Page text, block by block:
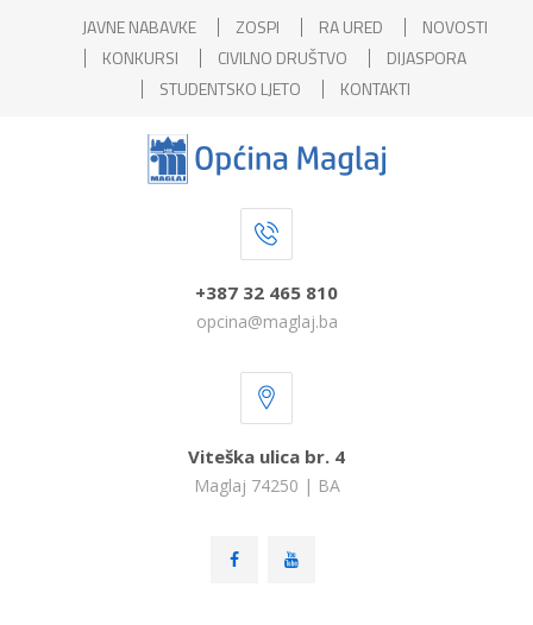
JAVNE NABAVKE ZOSPI RA URED
NOVOSTI
KONKURSI
CIVILNO DRUŠTVO
DIJASPORA
STUDENTSKO LJETO
KONTAKTI
+387 32 465 810
opcina@maglaj.ba
Viteška ulica br. 4
Maglaj 74250 | BA